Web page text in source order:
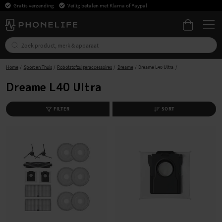
Gratis verzending Veilig betalen met Klarna of Paypal
Home Sport en Thuis Robotstofzuigeraccessoires Dreame Dreame L40 Ultra
Dreame L40 Ultra
FILTER SORT